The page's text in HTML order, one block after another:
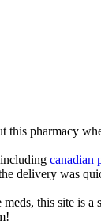
pharmacy
canadian
delivery was
this site is a